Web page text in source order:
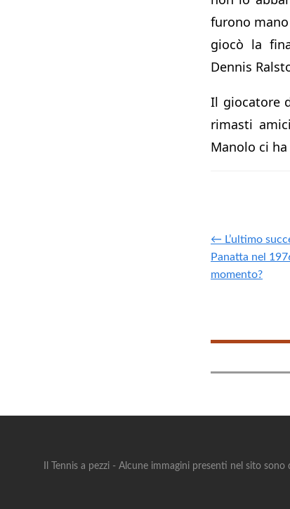
furono
giocò la
Dennis
Il giocatore
rimasti
Manolo ci ha
← L’ultimo
Panatta nel
momento?
Il Tennis a pezzi - Alcune immagini presenti nel sito